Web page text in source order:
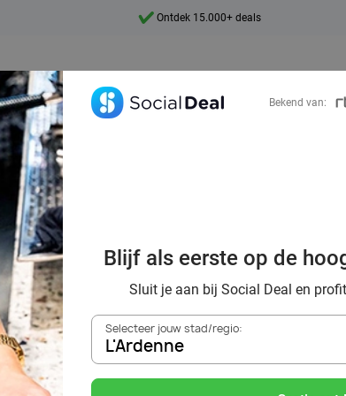
Ontdek 15.000+ deals
sfeer
Egberts
Bekend van:
Blijf als eerste op de
Sluit je aan bij Social Deal en
Selecteer jouw stad/regio:
L'Ardenne